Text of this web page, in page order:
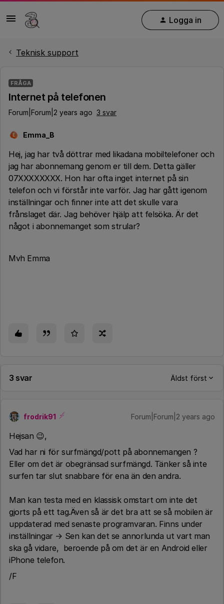
Logga in
Teknisk support
FRÅGA
Internet på telefonen
Forum|Forum|2 years ago 3 svar
E Emma_B
Hej, jag har två döttrar med likadana mobiltelefoner och
jag har abonnemang genom er till dem. Detta gäller
07XXXXXXXX. Hon har ofta inget internet på sin
telefon och vi förstår inte varför. Jag har gått igenom
inställningar och finner inte att det skulle vara
frånslaget där. Jag behöver hjälp att felsöka. Är det
något i abonnemanget som strular?
Mvh Emma
3 svar Äldst först
frodrik91 Forum|Forum|2 years ago
Hejsan 😉,
Vad har ni för surfmängd/pott på abonnemangen ?
Eller om det är obegränsad surfmängd. Tänker så inte
surfen tar slut snabbare för ena än den andra.
Man kan testa med en klassisk omstart om inte det
gjorts på ett tag.Även så är det bra att se så mobilen är
uppdaterad med senaste programvaran. Finns under
inställningar → Sen kan det se annorlunda ut vart man
ska gå vidare, beroende på om det är en Android eller
iPhone telefon.
/F